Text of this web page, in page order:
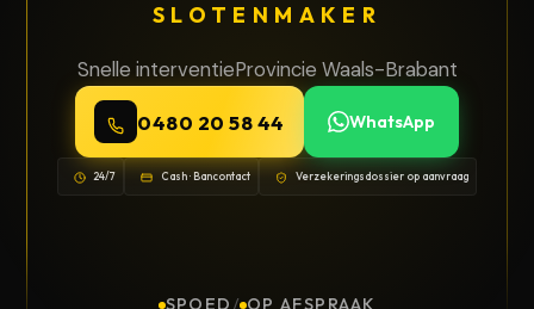
SLOTENMAKER
Snelle interventieProvincie Waals-Brabant
0480 20 58 44 WhatsApp
24/7 Cash · Bancontact Verzekeringsdossier op aanvraag
SPOED / OP AFSPRAAK